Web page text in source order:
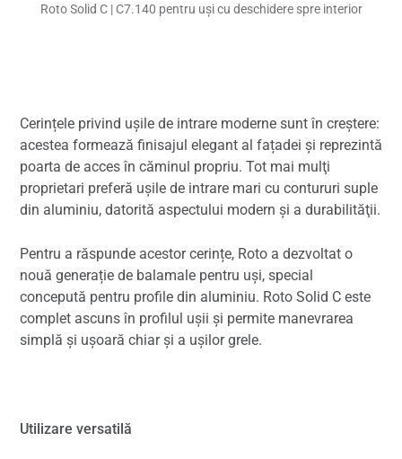
Roto Solid C | C7.140 pentru uși cu deschidere spre interior
Cerințele privind ușile de intrare moderne sunt în creștere:
acestea formează finisajul elegant al fațadei și reprezintă
poarta de acces în căminul propriu. Tot mai mulţi
proprietari preferă uşile de intrare mari cu contururi suple
din aluminiu, datorită aspectului modern şi a durabilităţii.
Pentru a răspunde acestor cerințe, Roto a dezvoltat o
nouă generație de balamale pentru uși, special
concepută pentru profile din aluminiu. Roto Solid C este
complet ascuns în profilul ușii și permite manevrarea
simplă și ușoară chiar și a ușilor grele.
Utilizare versatilă